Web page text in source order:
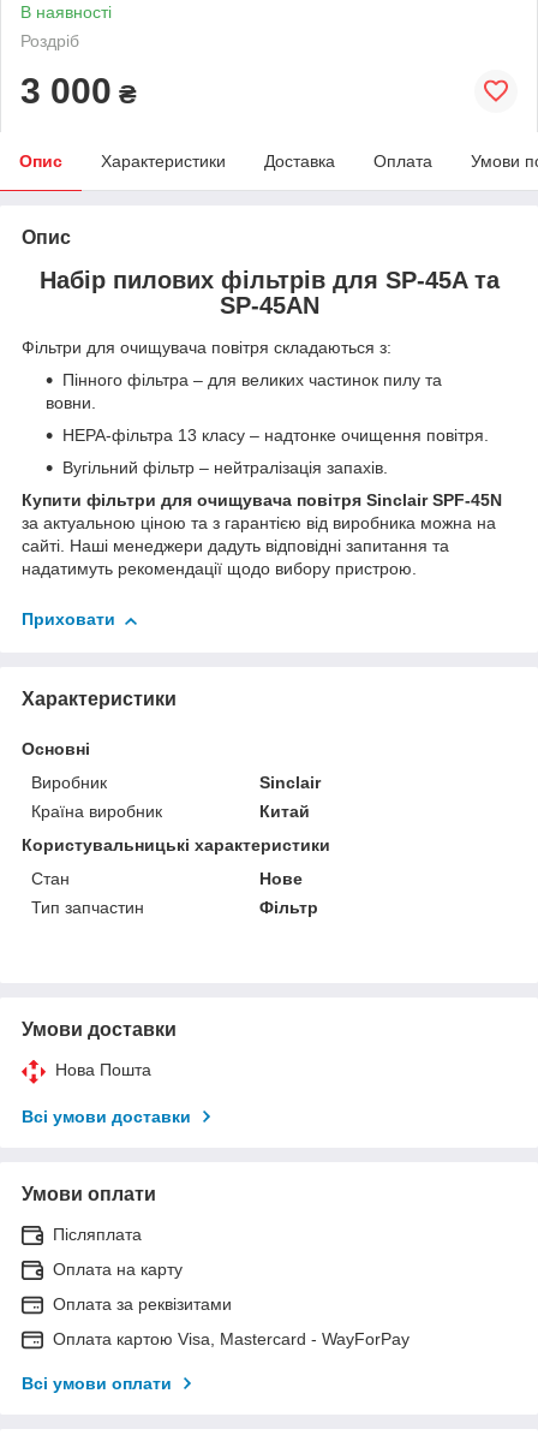
В наявності
Роздріб
3 000 ₴
Опис Характеристики Доставка Оплата Умови
Опис
Набір пилових фільтрів для SP-45A та
SP-45AN
Фільтри для очищувача повітря складаються з:
Пінного фільтра – для великих частинок пилу та
вовни.
HEPA-фільтра 13 класу – надтонке очищення повітря.
Вугільний фільтр – нейтралізація запахів.
Купити фільтри для очищувача повітря Sinclair SPF-45N
за актуальною ціною та з гарантією від виробника можна на
сайті. Наші менеджери дадуть відповідні запитання та
надатимуть рекомендації щодо вибору пристрою.
Приховати
Характеристики
Основні
Виробник
Sinclair
Країна виробник
Китай
Користувальницькі характеристики
Стан
Нове
Тип запчастин
Фільтр
Умови доставки
Нова Пошта
Всі умови доставки
Умови оплати
Післяплата
Оплата на карту
Оплата за реквізитами
Оплата картою Visa, Mastercard - WayForPay
Всі умови оплати